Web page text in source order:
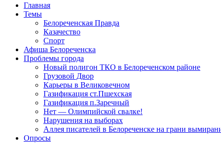
Главная
Темы
Белореченская Правда
Казачество
Спорт
Афиша Белореченска
Проблемы города
Новый полигон ТКО в Белореченском районе
Грузовой Двор
Карьеры в Великовечном
Газификация ст.Пшехская
Газификация п.Заречный
Нет — Олимпийской свалке!
Нарушения на выборах
Аллея писателей в Белореченске на грани
Опросы